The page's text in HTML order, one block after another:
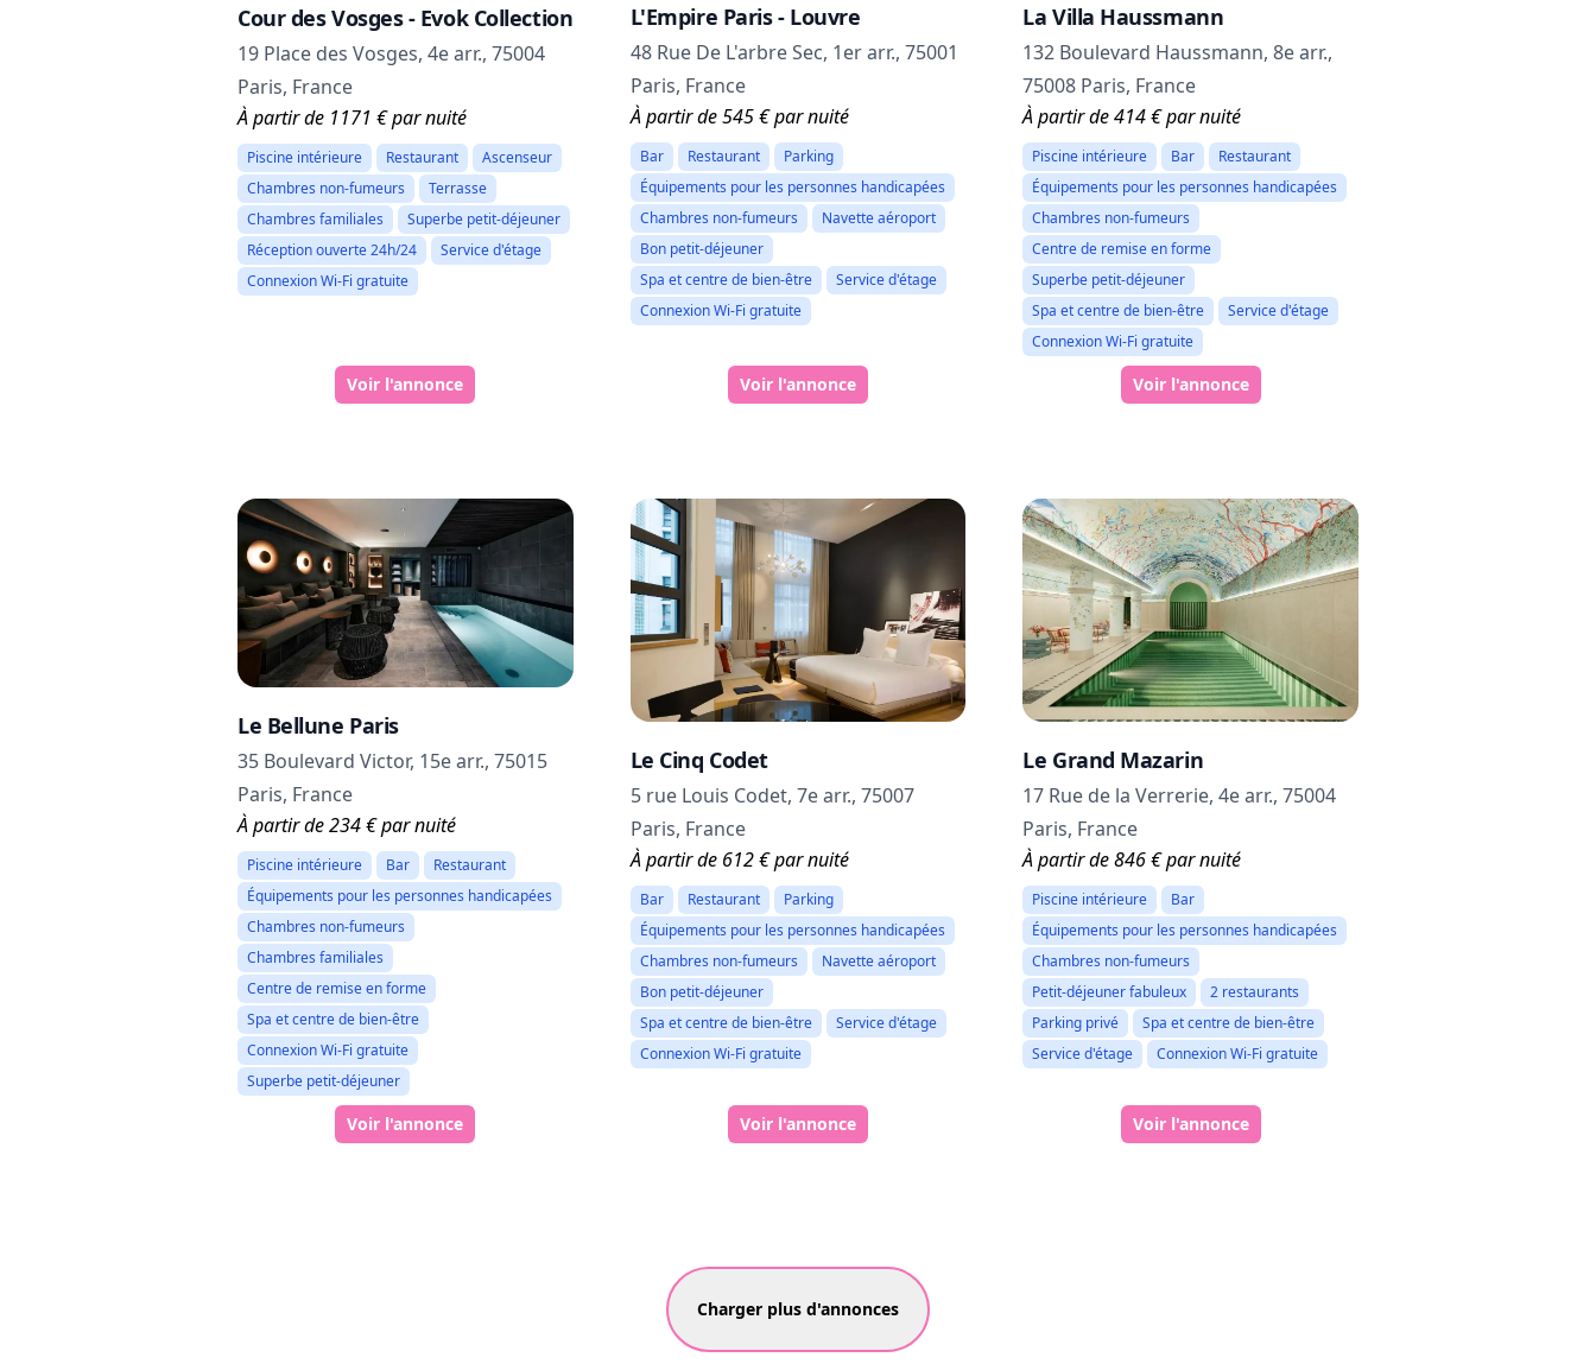
Cour des Vosges - Evok Collection
19 Place des Vosges, 4e arr., 75004
Paris, France
À partir de 1171 € par nuité
Piscine intérieure Restaurant
Ascenseur
Chambres non-fumeurs
Terrasse
Chambres familiales
Superbe petit-déjeuner
Réception ouverte 24h/24
Service d'étage
Connexion Wi-Fi gratuite
Voir l'annonce
L'Empire Paris - Louvre
48 Rue De L'arbre Sec, 1er arr., 75001
Paris, France
À partir de 545 € par nuité
Bar Restaurant
Parking
Équipements pour les personnes handicapées
Chambres non-fumeurs
Navette aéroport
Bon petit-déjeuner
Spa et centre de bien-être
Service d'étage
Connexion Wi-Fi gratuite
Voir l'annonce
La Villa Haussmann
132 Boulevard Haussmann, 8e arr.,
75008 Paris, France
À partir de 414 € par nuité
Piscine intérieure Bar
Restaurant
Équipements pour les personnes handicapées
Chambres non-fumeurs
Centre de remise en forme
Superbe petit-déjeuner
Spa et centre de bien-être
Service d'étage
Connexion Wi-Fi gratuite
Voir l'annonce
Le Bellune Paris
35 Boulevard Victor, 15e arr., 75015
Paris, France
À partir de 234 € par nuité
Piscine intérieure Bar
Restaurant
Équipements pour les personnes handicapées
Chambres non-fumeurs
Chambres familiales
Centre de remise en forme
Spa et centre de bien-être
Connexion Wi-Fi gratuite
Superbe petit-déjeuner
Voir l'annonce
Le Cinq Codet
5 rue Louis Codet, 7e arr., 75007
Paris, France
À partir de 612 € par nuité
Bar Restaurant
Parking
Équipements pour les personnes handicapées
Chambres non-fumeurs
Navette aéroport
Bon petit-déjeuner
Spa et centre de bien-être
Service d'étage
Connexion Wi-Fi gratuite
Voir l'annonce
Le Grand Mazarin
17 Rue de la Verrerie, 4e arr., 75004
Paris, France
À partir de 846 € par nuité
Piscine intérieure
Bar
Équipements pour les personnes handicapées
Chambres non-fumeurs
Petit-déjeuner fabuleux
2 restaurants
Parking privé
Spa et centre de bien-être
Service d'étage
Connexion Wi-Fi gratuite
Voir l'annonce
Charger plus d'annonces